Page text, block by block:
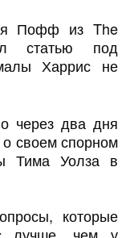
Пофф из The
статью под
Харрис не
через два дня
о своем спорном
Тима Уолза в
которые